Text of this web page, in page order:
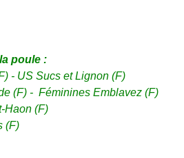
poule :
- US Sucs et Lignon (F)
(F) - Féminines Emblavez (F)
Haon (F)
(F)